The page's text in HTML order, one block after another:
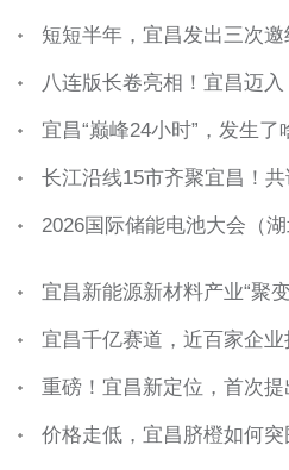
短短半年，宜昌发出三次邀
八连版长卷亮相！宜昌迈入
宜昌“巅峰24小时”，发生了
长江沿线15市齐聚宜昌！
2026国际储能电池大会（
宜昌新能源新材料产业“聚
宜昌千亿赛道，近百家企业
重磅！宜昌新定位，首次提
价格走低，宜昌脐橙如何突